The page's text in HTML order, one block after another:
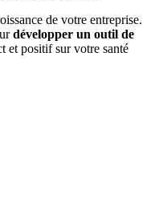
de votre entreprise.
développer un outil de
et positif sur votre santé